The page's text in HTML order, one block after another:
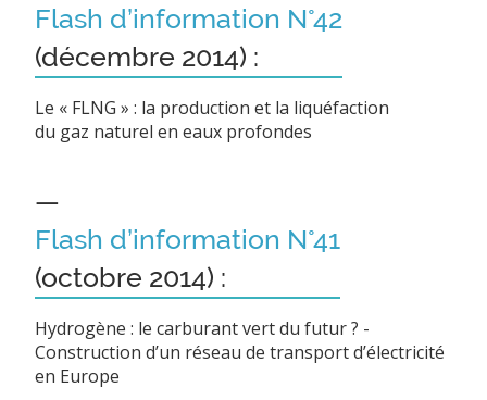
Flash d’information N°42
(décembre 2014) :
Le « FLNG » : la production et la liquéfaction
du gaz naturel en eaux profondes
—
Flash d’information N°41
(octobre 2014) :
Hydrogène : le carburant vert du futur ? -
Construction d’un réseau de transport d’électricité
en Europe